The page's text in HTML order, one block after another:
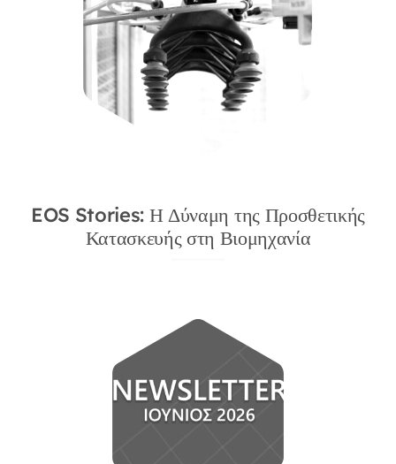
EOS Stories: Η Δύναμη της Προσθετικής
Κατασκευής στη Βιομηχανία